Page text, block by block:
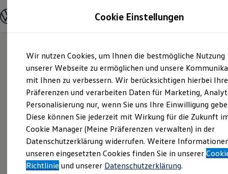
Hauptinhalt
springen
Footer
springen
Modelle und Konfigurator
Modelle vergleichen
Elektroautos
ENERGY Sondermodelle
Nutzfahrzeuge
SUV und CUV
Familienautos
Kombis
Kompaktwagen
Sportwagen
Schnell verfügbare Fahrzeuge
Angebote und Produkte
Aktuelle Angebote
E-Auto-Förderung
Volkswagen Marktplatz
Cookie Einstellungen
Wir nutzen Cookies, um Ihnen die bestmögliche Nutzung
unserer Webseite zu ermöglichen und unsere
mit Ihnen zu verbessern. Wir berücksichtigen hierbei Ihre
Präferenzen und verarbeiten Daten für Marketing,
Personalisierung nur, wenn Sie uns Ihre Einwilligung
Diese können Sie jederzeit mit Wirkung für die Zukunft
Cookie Manager (Meine Präferenzen verwalten) in der
Datenschutzerklärung widerrufen. Weitere
unseren eingesetzten Cookies finden Sie in unserer
Richtlinie und unserer Datenschutzerklärung.